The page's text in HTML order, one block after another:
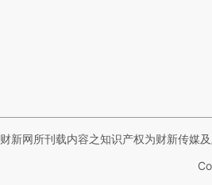
财新网所刊载内容之知识产权为财新传媒